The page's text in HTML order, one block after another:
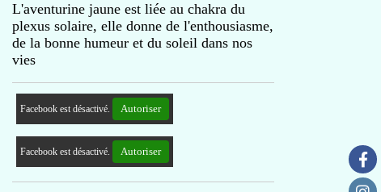
L'aventurine jaune est liée au chakra du
plexus solaire, elle donne de l'enthousiasme,
de la bonne humeur et du soleil dans nos
vies
Facebook est désactivé. Autoriser
Facebook est désactivé. Autoriser